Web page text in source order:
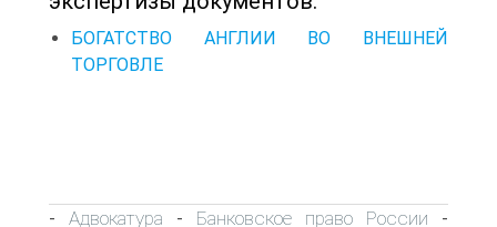
БОГАТСТВО АНГЛИИ ВО ВНЕШНЕЙ
ТОРГОВЛЕ
- Адвокатура - Банковское право России -